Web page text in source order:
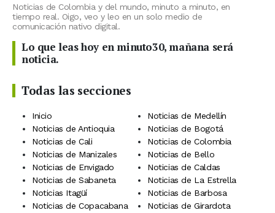
Noticias de Colombia y del mundo, minuto a minuto, en
tiempo real. Oigo, veo y leo en un solo medio de
comunicación nativo digital.
Lo que leas hoy en minuto30, mañana será
noticia.
Todas las secciones
Inicio
Noticias de Medellín
Noticias de Antioquia
Noticias de Bogotá
Noticias de Cali
Noticias de Colombia
Noticias de Manizales
Noticias de Bello
Noticias de Envigado
Noticias de Caldas
Noticias de Sabaneta
Noticias de La Estrella
Noticias Itagüí
Noticias de Barbosa
Noticias de Copacabana
Noticias de Girardota